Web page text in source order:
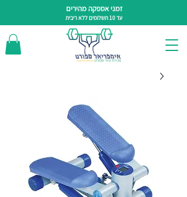
זמני אספקה מהירים
עד 10 תשלומים ללא ריבית